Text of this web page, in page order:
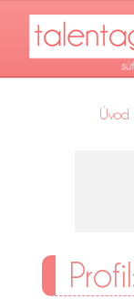
Úvod